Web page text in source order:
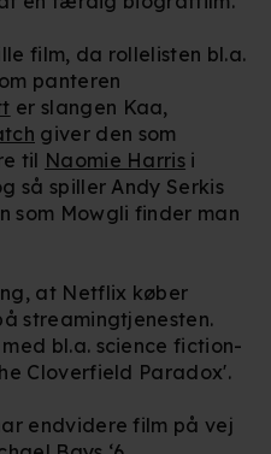
film, da rollelisten bl.a.
panteren
er slangen Kaa,
giver den som
til Naomie Harris i
så spiller Andy Serkis
som Mowgli finder man
at Netflix køber
streamingtjenesten.
bl.a. science fiction-
Cloverfield Paradox'.
endvidere film på vej